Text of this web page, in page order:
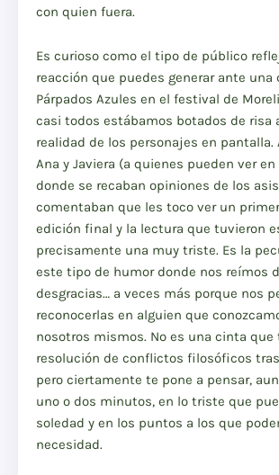
con quien fuera.
Es curioso como el tipo de público
reacción que puedes generar ante una
Párpados Azules en el festival de
casi todos estábamos botados de risa
realidad de los personajes en pantalla.
Ana y Javiera (a quienes pueden ver
donde se recaban opiniones de los
comentaban que les toco ver un
edición final y la lectura que tuvieron
precisamente una muy triste. Es la
este tipo de humor donde nos reímos
desgracias… a veces más porque nos
reconocerlas en alguien que
nosotros mismos. No es una cinta que
resolución de conflictos filosóficos
pero ciertamente te pone a pensar,
uno o dos minutos, en lo triste que
soledad y en los puntos a los que
necesidad.